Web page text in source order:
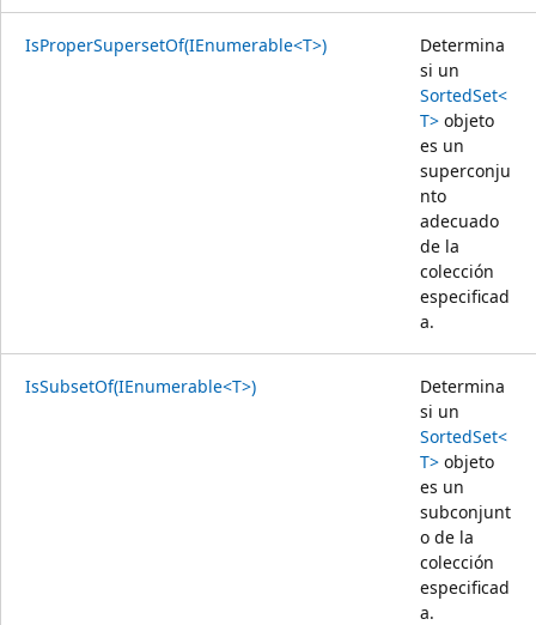
IsProperSupersetOf(IEnumerable<T>)
Determina
si un
SortedSet<
T> objeto
es un
superconju
nto
adecuado
de la
colección
especificad
a.
IsSubsetOf(IEnumerable<T>)
Determina
si un
SortedSet<
T> objeto
es un
subconjunt
o de la
colección
especificad
a.